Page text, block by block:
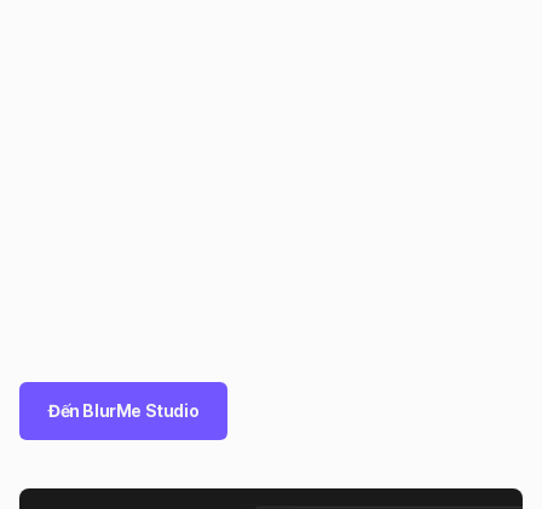
Đến BlurMe Studio